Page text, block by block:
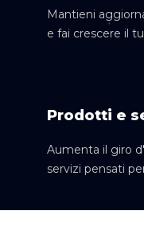
Mantieni
e fai crescere il
Prodotti e
Aumenta il giro
servizi pensati